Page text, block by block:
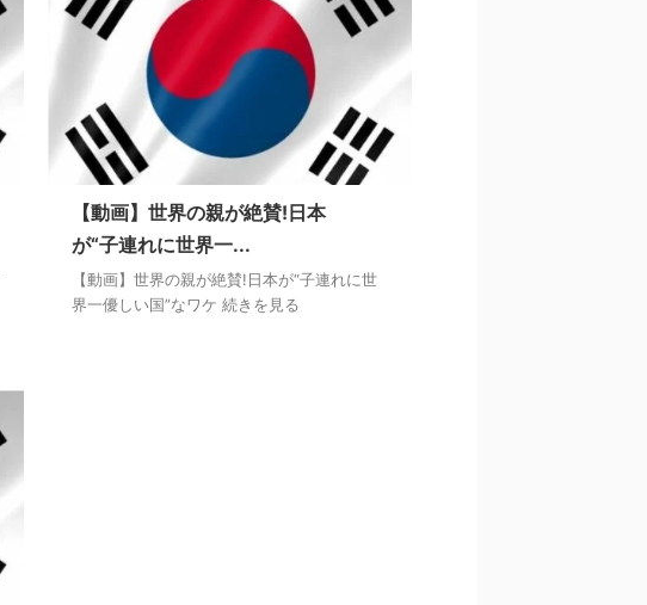
【動画】世界の親が絶賛!日本
が“子連れに世界一...
【動画】世界の親が絶賛!日本が“子連れに世
界一優しい国”なワケ 続きを見る